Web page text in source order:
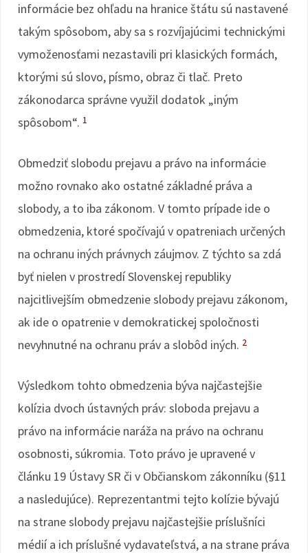
informácie bez ohľadu na hranice štátu sú nastavené
takým spôsobom, aby sa s rozvíjajúcimi technickými
vymoženosťami nezastavili pri klasických formách,
ktorými sú slovo, písmo, obraz či tlač. Preto
zákonodarca správne využil dodatok „iným
spôsobom“. 1
Obmedziť slobodu prejavu a právo na informácie
možno rovnako ako ostatné základné práva a
slobody, a to iba zákonom. V tomto prípade ide o
obmedzenia, ktoré spočívajú v opatreniach určených
na ochranu iných právnych záujmov. Z týchto sa zdá
byť nielen v prostredí Slovenskej republiky
najcitlivejším obmedzenie slobody prejavu zákonom,
ak ide o opatrenie v demokratickej spoločnosti
nevyhnutné na ochranu práv a slobôd iných. 2
Výsledkom tohto obmedzenia býva najčastejšie
kolízia dvoch ústavných práv: sloboda prejavu a
právo na informácie naráža na právo na ochranu
osobnosti, súkromia. Toto právo je upravené v
článku 19 Ústavy SR či v Občianskom zákonníku (§11
a nasledujúce). Reprezentantmi tejto kolízie bývajú
na strane slobody prejavu najčastejšie príslušníci
médií a ich príslušné vydavateľstvá, a na strane práva